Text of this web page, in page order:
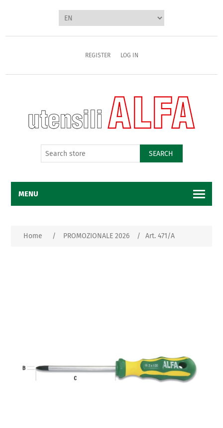
REGISTER LOG IN
SEARCH
MENU
Home / PROMOZIONALE 2026 / Art. 471/A